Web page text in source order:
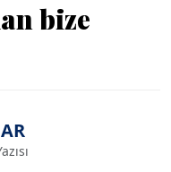
bize